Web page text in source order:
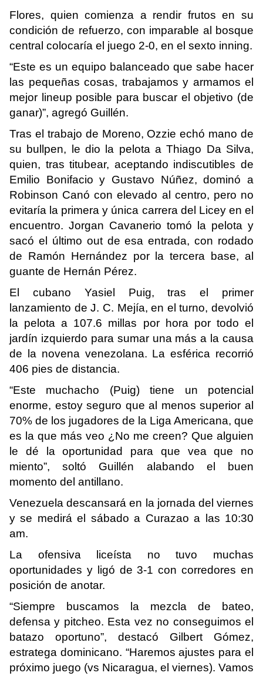
Flores, quien comienza a rendir frutos en su
condición de refuerzo, con imparable al bosque
central colocaría el juego 2-0, en el sexto inning.
“Este es un equipo balanceado que sabe hacer
las pequeñas cosas, trabajamos y armamos el
mejor lineup posible para buscar el objetivo (de
ganar)”, agregó Guillén.
Tras el trabajo de Moreno, Ozzie echó mano de
su bullpen, le dio la pelota a Thiago Da Silva,
quien, tras titubear, aceptando indiscutibles de
Emilio Bonifacio y Gustavo Núñez, dominó a
Robinson Canó con elevado al centro, pero no
evitaría la primera y única carrera del Licey en el
encuentro. Jorgan Cavanerio tomó la pelota y
sacó el último out de esa entrada, con rodado
de Ramón Hernández por la tercera base, al
guante de Hernán Pérez.
El cubano Yasiel Puig, tras el primer
lanzamiento de J. C. Mejía, en el turno, devolvió
la pelota a 107.6 millas por hora por todo el
jardín izquierdo para sumar una más a la causa
de la novena venezolana. La esférica recorrió
406 pies de distancia.
“Este muchacho (Puig) tiene un potencial
enorme, estoy seguro que al menos superior al
70% de los jugadores de la Liga Americana, que
es la que más veo ¿No me creen? Que alguien
le dé la oportunidad para que vea que no
miento”, soltó Guillén alabando el buen
momento del antillano.
Venezuela descansará en la jornada del viernes
y se medirá el sábado a Curazao a las 10:30
am.
La ofensiva liceísta no tuvo muchas
oportunidades y ligó de 3-1 con corredores en
posición de anotar.
“Siempre buscamos la mezcla de bateo,
defensa y pitcheo. Esta vez no conseguimos el
batazo oportuno”, destacó Gilbert Gómez,
estratega dominicano. “Haremos ajustes para el
próximo juego (vs Nicaragua, el viernes). Vamos